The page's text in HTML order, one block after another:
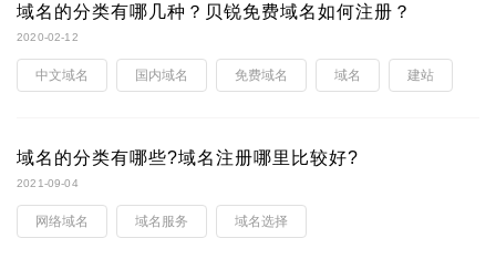
域名的分类有哪几种？贝锐免费域名如何注册？
2020-02-12
中文域名 国内域名 免费域名 域名 建站
域名的分类有哪些?域名注册哪里比较好?
2021-09-04
网络域名 域名服务 域名选择